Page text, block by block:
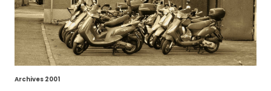
Archives 2001